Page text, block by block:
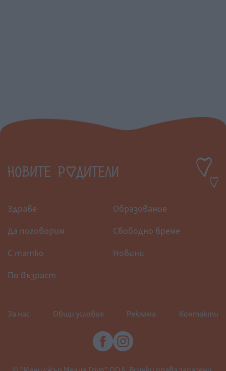
Здраве
Образование
Да поговорим
Свободно време
С татко
Новини
По възраст
За нас Общи условия Реклама Контакти